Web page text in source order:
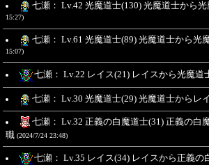
七瀬： Lv.42 光魔道士(130) 光魔道士から
15:27)
七瀬： Lv.61 光魔道士(89) 光魔道士から光
15:07)
七瀬： Lv.22 レイス(21) レイスから光魔道
七瀬： Lv.30 光魔道士(29) 光魔道士からレ
七瀬： Lv.32 正義の白魔道士(31) 正義の白
職 (2024/7/24 23:48)
七瀬： Lv.35 レイス(34) レイスから正義の